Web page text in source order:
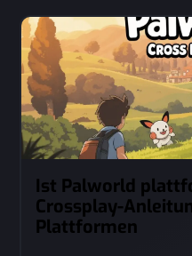
Ist Palworld
Crossplay-
Plattformen